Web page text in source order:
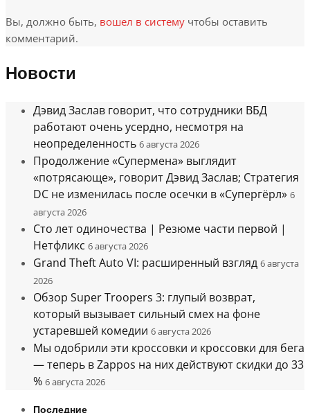
Вы, должно быть, вошел в систему чтобы оставить
комментарий.
Новости
Дэвид Заслав говорит, что сотрудники ВБД
работают очень усердно, несмотря на
неопределенность 6 августа 2026
Продолжение «Супермена» выглядит
«потрясающе», говорит Дэвид Заслав; Стратегия
DC не изменилась после осечки в «Супергёрл» 6
августа 2026
Сто лет одиночества | Резюме части первой |
Нетфликс 6 августа 2026
Grand Theft Auto VI: расширенный взгляд 6 августа
2026
Обзор Super Troopers 3: глупый возврат,
который вызывает сильный смех на фоне
устаревшей комедии 6 августа 2026
Мы одобрили эти кроссовки и кроссовки для бега
— теперь в Zappos на них действуют скидки до 33
% 6 августа 2026
Последние